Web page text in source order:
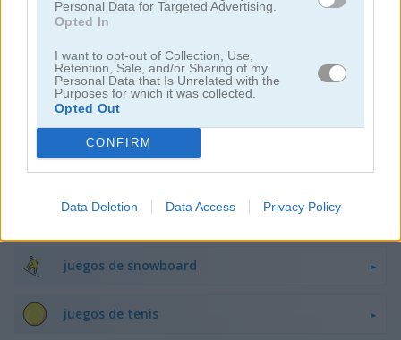
Personal Data for Targeted Advertising.
Opted In
I want to opt-out of Collection, Use,
Retention, Sale, and/or Sharing of my
Personal Data that Is Unrelated with the
Purposes for which it was collected.
Opted Out
CONFIRM
Data Deletion Data Access Privacy Policy
juegos de golf
juegos de hockey
juegos de rugby
juegos de patineta
juegos de esquí
juegos de snowboard
juegos de tenis